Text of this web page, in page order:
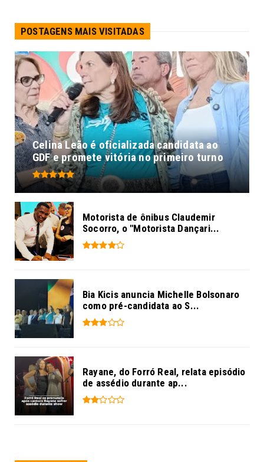
POSTAGENS MAIS VISITADAS
Celina Leão é oficializada candidata ao
GDF e promete vitória no primeiro turno
Motorista de ônibus Claudemir
Socorro, o "Motorista Dançari...
Bia Kicis anuncia Michelle Bolsonaro
como pré-candidata ao S...
Rayane, do Forró Real, relata episódio
de assédio durante ap...